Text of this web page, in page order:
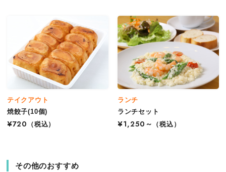
テイクアウト
焼餃子(10個)
¥720
（税込）
ランチ
ランチセット
¥1,250～
（税込）
その他のおすすめ